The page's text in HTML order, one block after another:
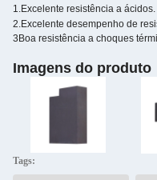
1.Excelente resistência a ácidos.
2.Excelente desempenho de
3Boa resistência a choques
Imagens do produto
Tags: